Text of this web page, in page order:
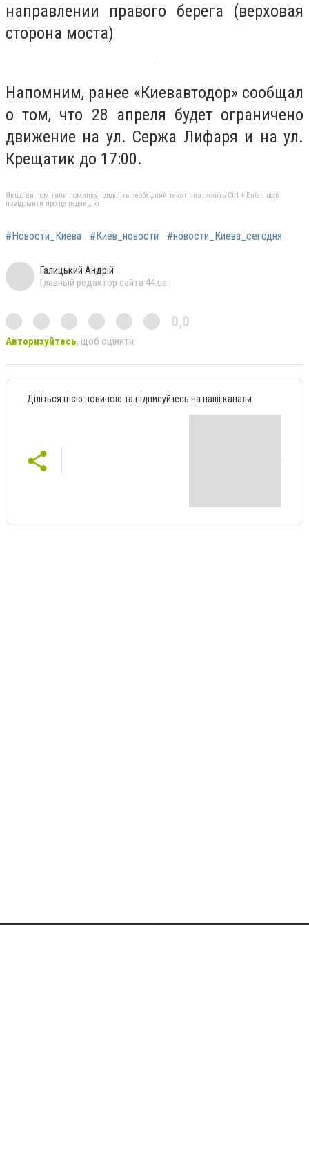
направлении правого берега (верховая
сторона моста)
Напомним, ранее «Киевавтодор» сообщал
о том, что 28 апреля будет ограничено
движение на ул. Сержа Лифаря и на ул.
Крещатик до 17:00.
Якщо ви помітили помилку, виділіть необхідний текст і натисніть Ctrl + Enter, щоб
повідомити про це редакцію
#Новости_Киева #Киев_новости #новости_Киева_сегодня
Галицький Андрій
Главный редактор сайта 44.ua
0,0
Авторизуйтесь, щоб оцінити
Діліться цією новиною та підписуйтесь на наші канали